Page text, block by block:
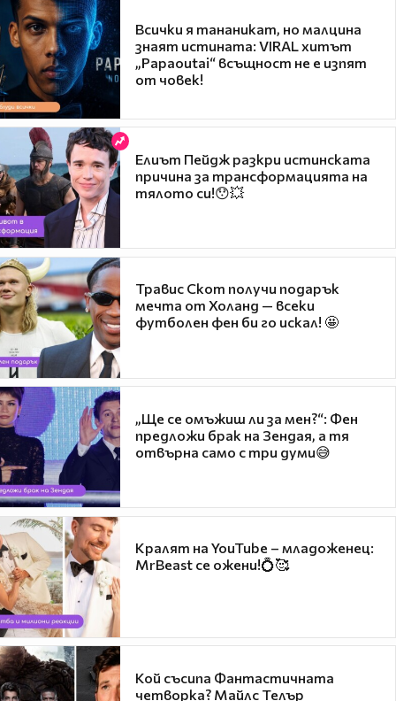
Всички я тананикат, но малцина
знаят истината: VIRAL хитът
„Papaoutai“ всъщност не е изпят
от човек!
Елиът Пейдж разкри истинската
причина за трансформацията на
тялото си!😯💥
Травис Скот получи подарък
мечта от Холанд — всеки
футболен фен би го искал! 🤩
„Ще се омъжиш ли за мен?“: Фен
предложи брак на Зендая, а тя
отвърна само с три думи😅
Кралят на YouTube – младоженец:
MrBeast се ожени!💍🥰
Кой съсипа Фантастичната
четворка? Майлс Телър